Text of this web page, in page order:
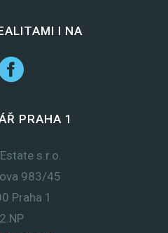
I NA
PRAHA 1
s.r.o.
983/45
Praha 1
2.NP